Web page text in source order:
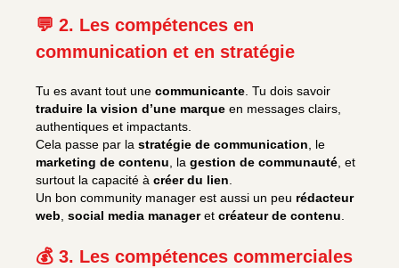
💬 2. Les compétences en
communication et en stratégie
Tu es avant tout une communicante . Tu dois savoir
traduire la vision d’une marque en messages clairs,
authentiques et impactants.
Cela passe par la stratégie de communication , le
marketing de contenu , la gestion de communauté , et
surtout la capacité à créer du lien
Un bon community manager est aussi un peu rédacteur
web social media manageret créateur de contenu
💰 3. Les compétences commerciales